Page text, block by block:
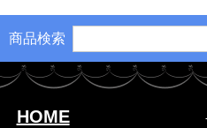
商品検索
HOME